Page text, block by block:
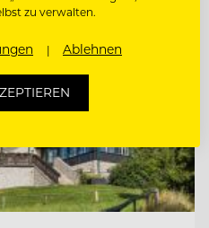
zu verwalten.
Ablehnen